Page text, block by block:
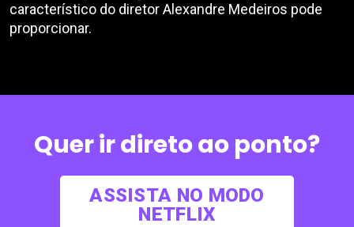
característico do diretor Alexandre Medeiros pode
proporcionar.
Quer ir direto ao ponto?
ASSISTA NO MODO
NETFLIX